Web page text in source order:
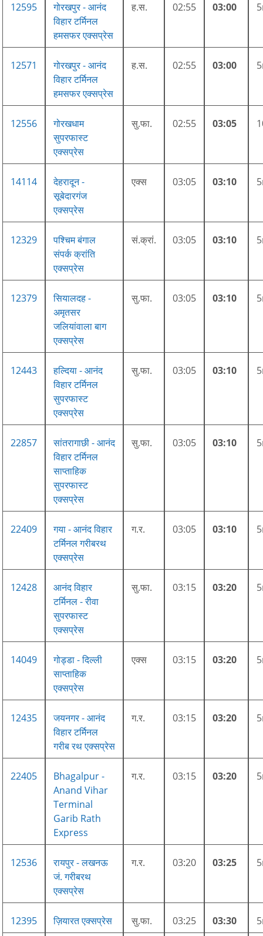
12595
गोरखपुर - आनंद
विहार टर्मिनल
हमसफर एक्सप्रेस
ह.स. 02:55 03:00
12571
गोरखपुर - आनंद
विहार टर्मिनल
हमसफर एक्सप्रेस
ह.स. 02:55 03:00
12556
गोरखधाम
सुपरफास्ट
एक्सप्रेस
सु.फा. 02:55 03:05
14114
देहरादून -
सूबेदारगंज
एक्सप्रेस
एक्स 03:05 03:10
12329
पश्चिम बंगाल
संपर्क क्रांति
एक्सप्रेस
सं.क्रां. 03:05 03:10
12379
सियालदह -
अमृतसर
जलियांवाला बाग
एक्सप्रेस
सु.फा. 03:05 03:10
12443
हल्दिया - आनंद
विहार टर्मिनल
सुपरफास्ट
एक्सप्रेस
सु.फा. 03:05 03:10
22857
सांतरागाछी - आनंद
विहार टर्मिनल
साप्ताहिक
सुपरफास्ट
एक्सप्रेस
सु.फा. 03:05 03:10
22409
गया - आनंद विहार
टर्मिनल गरीबरथ
एक्सप्रेस
ग.र. 03:05 03:10
12428
आनंद विहार
टर्मिनल - रीवा
सुपरफास्ट
एक्सप्रेस
सु.फा. 03:15 03:20
14049
गोड्डा - दिल्ली
साप्ताहिक
एक्सप्रेस
एक्स 03:15 03:20
12435
जयनगर - आनंद
विहार टर्मिनल
गरीब रथ एक्सप्रेस
ग.र. 03:15 03:20
22405
Bhagalpur -
Anand Vihar
Terminal
Garib Rath
Express
ग.र. 03:15 03:20
12536
रायपुर - लखनऊ
जं. गरीबरथ
एक्सप्रेस
ग.र. 03:20 03:25
12395 ज़ियारत एक्सप्रेस सु.फा. 03:25 03:30